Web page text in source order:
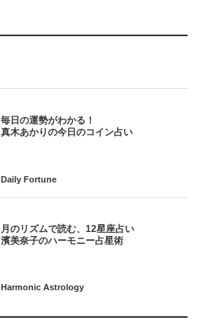
毎日の運勢がわかる！
月のリズムで読む、12星座占い